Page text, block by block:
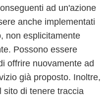
ad un'azione
anche implementati
non esplicitamente
Possono essere
offrire nuovamente ad
già proposto. Inoltre,
sito di tenere traccia